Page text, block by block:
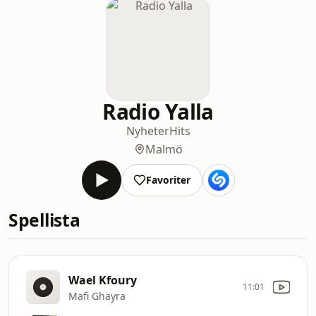
Radio Yalla
NyheterHits
Malmö
Favoriter
Spellista
Wael Kfoury
Mafi Ghayra
11:01